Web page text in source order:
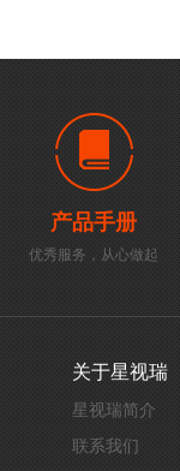
产品手册
优秀服务，从心做起
关于星视瑞
星视瑞简介
联系我们